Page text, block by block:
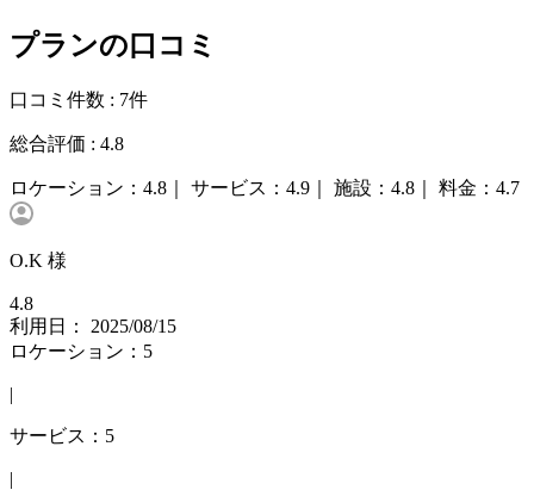
プランの口コミ
口コミ件数 : 7件
総合評価 : 4.8
ロケーション： 4.8｜ サービス： 4.9｜ 施設： 4.8｜ 料金： 4.7
O.K 様
4.8
利用日： 2025/08/15
ロケーション：5
|
サービス：5
|